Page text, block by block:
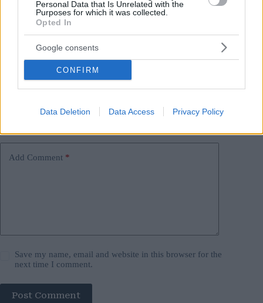
Personal Data that Is Unrelated with the
Purposes for which it was collected.
Opted In
Google consents
CONFIRM
Data Deletion Data Access Privacy Policy
governo ungherese #legge # ungheria
Leave a Reply
Your email address will not be published. *
Add Comment *
Save my name, email and website in this browser for the
next time I comment.
Post Comment